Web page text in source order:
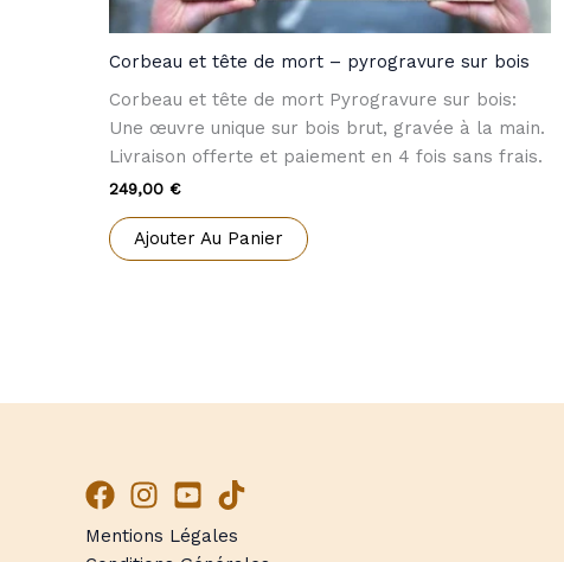
Corbeau et tête de mort – pyrogravure sur bois
Corbeau et tête de mort Pyrogravure sur bois:
Une œuvre unique sur bois brut, gravée à la main.
Livraison offerte et paiement en 4 fois sans frais.
249,00 €
Ajouter Au Panier
Mentions Légales